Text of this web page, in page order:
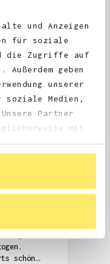
und Anzeigen
für soziale
die Zugriffe auf
geben
unserer
Medien,
Partner
mit
im Rahmen
haben.
🫶
der
schön